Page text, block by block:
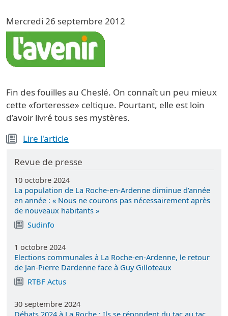
Mercredi 26 septembre 2012
Image
Fin des fouilles au Cheslé. On connaît un peu mieux
cette «forteresse» celtique. Pourtant, elle est loin
d’avoir livré tous ses mystères.
Lire l'article
Revue de presse
10 octobre 2024
La population de La Roche-en-Ardenne diminue d’année
en année : « Nous ne courons pas nécessairement après
de nouveaux habitants »
Sudinfo
1 octobre 2024
Elections communales à La Roche-en-Ardenne, le retour
de Jan-Pierre Dardenne face à Guy Gilloteaux
RTBF Actus
30 septembre 2024
Débats 2024 à La Roche : Ils se répondent du tac au tac